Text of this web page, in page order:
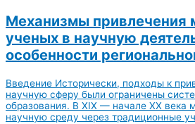
Механизмы привлечения
ученых в научную
особенности
Введение Исторически, подходы к
научную сферу были ограничены
образования. В XIX — начале XX века
научную среду через традиционные